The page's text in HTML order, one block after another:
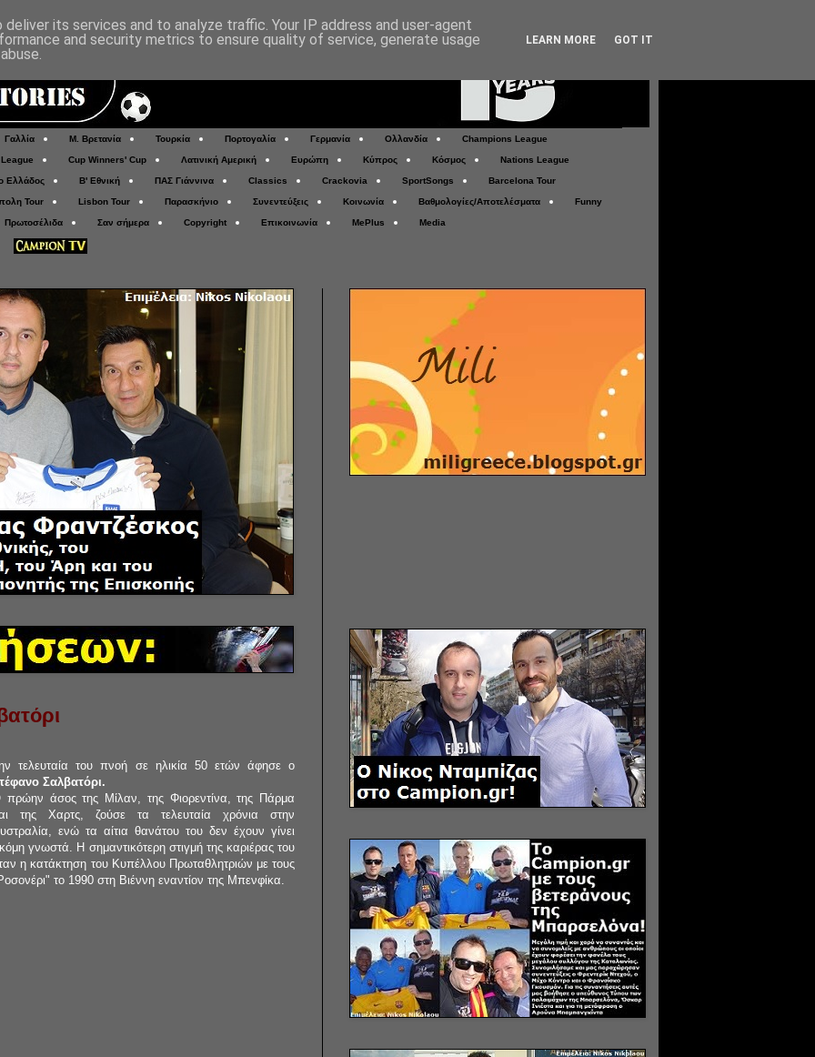
Γαλλία Μ. Βρετανία Τουρκία Πορτογαλία Γερμανία Ολλανδία Champions League
Cup Winners' Cup Λατινική Αμερική Ευρώπη Κύπρος Κόσμος Nations League
Ελλάδος Β' Εθνική ΠΑΣ Γιάννινα Classics Crackovia SportSongs Barcelona Tour
Tour Lisbon Tour Παρασκήνιο Συνεντεύξεις Κοινωνία Βαθμολογίες/Αποτελέσματα Funny
Πρωτοσέλιδα Σαν σήμερα Copyright Επικοινωνία MePlus Media
τελευταία του πνοή σε ηλικία 50 ετών άφησε ο
Σαλβατόρι.
πρώην άσος της Μίλαν, της Φιορεντίνα, της Πάρμα
της Χαρτς, ζούσε τα τελευταία χρόνια στην
ενώ τα αίτια θανάτου του δεν έχουν γίνει
γνωστά. Η σημαντικότερη στιγμή της καριέρας του
η κατάκτηση του Κυπέλλου Πρωταθλητριών με τους
το 1990 στη Βιέννη εναντίον της Μπενφίκα.
its services and to analyze traffic. Your IP address and user-agent
and security metrics to ensure quality of service, generate usage
LEARN MORE GOT IT